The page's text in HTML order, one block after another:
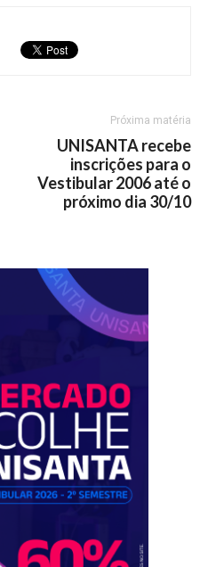
Próxima matéria
UNISANTA recebe
inscrições para o
Vestibular 2006 até o
próximo dia 30/10